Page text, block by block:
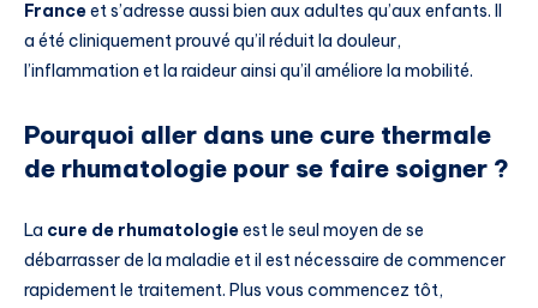
Franceet s’adresse aussi bien aux adultes qu’aux enfants. Il
a été cliniquement prouvé qu’il réduit la douleur,
l’inflammation et la raideur ainsi qu’il améliore la mobilité.
Pourquoi aller dans une cure thermale
de rhumatologie pour se faire soigner ?
La cure de rhumatologieest le seul moyen de se
débarrasser de la maladie et il est nécessaire de commencer
rapidement le traitement. Plus vous commencez tôt,